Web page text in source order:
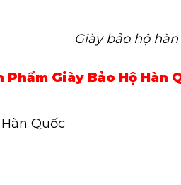
Giày bảo hộ
Giày Bảo Hộ Hàn
Quốc